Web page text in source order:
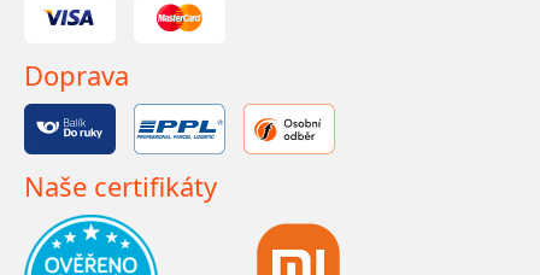
Doprava
Naše certifikáty